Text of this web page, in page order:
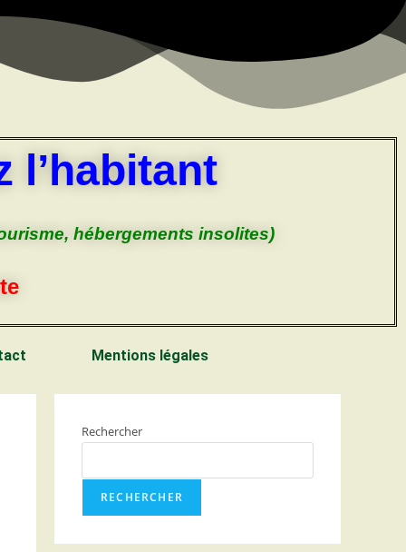
l’habitant
hébergements insolites)
Mentions légales
Rechercher
RECHERCHER